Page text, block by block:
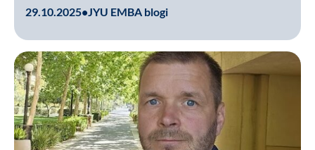
29.10.2025• JYU EMBA blogi